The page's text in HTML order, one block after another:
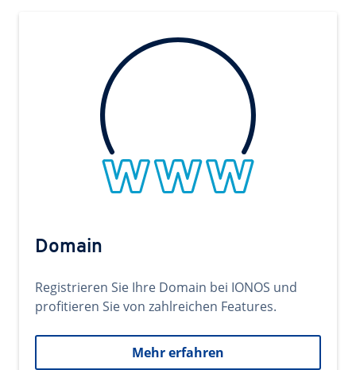
Domain
Registrieren Sie Ihre Domain bei IONOS und
profitieren Sie von zahlreichen Features.
Mehr erfahren